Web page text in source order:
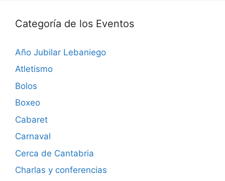
Categoría de los Eventos
Año Jubilar Lebaniego
Atletismo
Bolos
Boxeo
Cabaret
Carnaval
Cerca de Cantabria
Charlas y conferencias